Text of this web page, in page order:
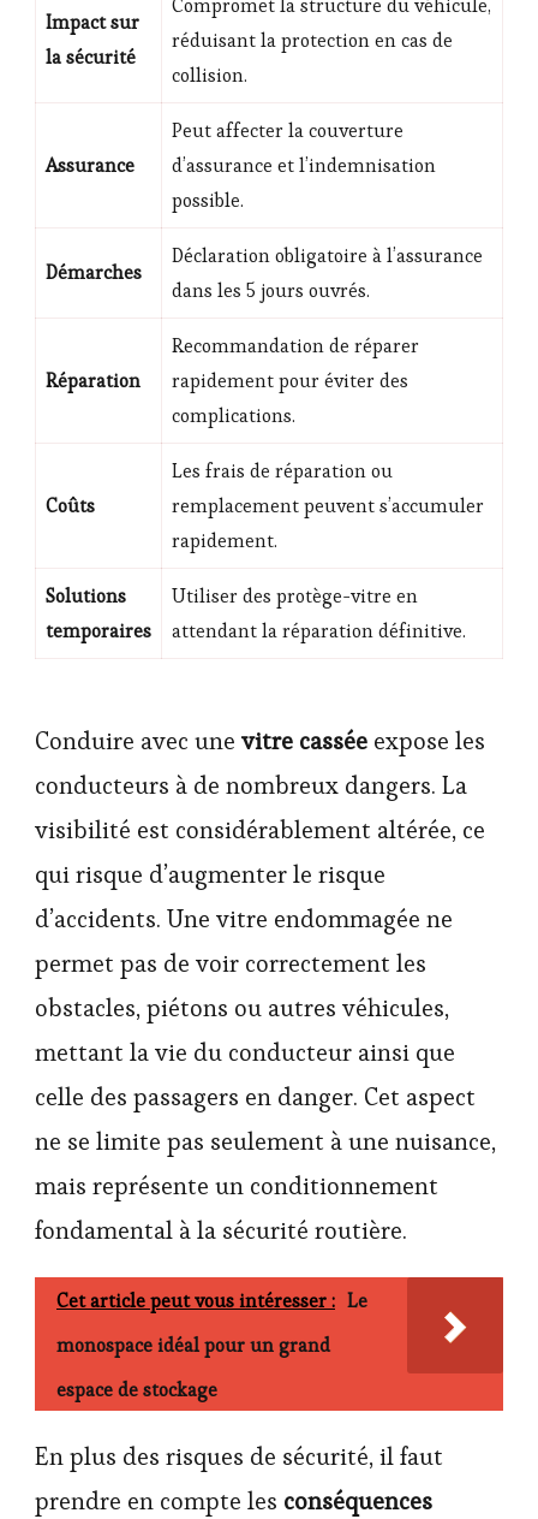
Impact sur
la sécurité
Compromet la structure du véhicule,
réduisant la protection en cas de
collision.
Assurance
Peut affecter la couverture
d’assurance et l’indemnisation
possible.
Démarches
Déclaration obligatoire à l’assurance
dans les 5 jours ouvrés.
Réparation
Recommandation de réparer
rapidement pour éviter des
complications.
Coûts
Les frais de réparation ou
remplacement peuvent s’accumuler
rapidement.
Solutions
temporaires
Utiliser des protège-vitre en
attendant la réparation définitive.
Conduire avec une vitre cassée expose les
conducteurs à de nombreux dangers. La
visibilité est considérablement altérée, ce
qui risque d’augmenter le risque
d’accidents. Une vitre endommagée ne
permet pas de voir correctement les
obstacles, piétons ou autres véhicules,
mettant la vie du conducteur ainsi que
celle des passagers en danger. Cet aspect
ne se limite pas seulement à une nuisance,
mais représente un conditionnement
fondamental à la sécurité routière.
Cet article peut vous intéresser : Le
monospace idéal pour un grand
espace de stockage
En plus des risques de sécurité, il faut
prendre en compte les conséquences